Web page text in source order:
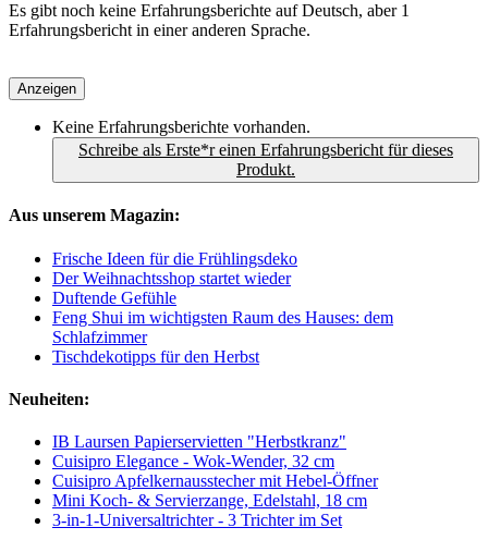
Es gibt noch keine Erfahrungsberichte auf Deutsch, aber 1
Erfahrungsbericht in einer anderen Sprache.
Anzeigen
Keine Erfahrungsberichte vorhanden.
Schreibe als Erste*r einen Erfahrungsbericht für dieses
Produkt.
Aus unserem Magazin:
Frische Ideen für die Frühlingsdeko
Der Weihnachtsshop startet wieder
Duftende Gefühle
Feng Shui im wichtigsten Raum des Hauses: dem
Schlafzimmer
Tischdekotipps für den Herbst
Neuheiten:
IB Laursen Papierservietten "Herbstkranz"
Cuisipro Elegance - Wok-Wender, 32 cm
Cuisipro Apfelkernausstecher mit Hebel-Öffner
Mini Koch- & Servierzange, Edelstahl, 18 cm
3-in-1-Universaltrichter - 3 Trichter im Set